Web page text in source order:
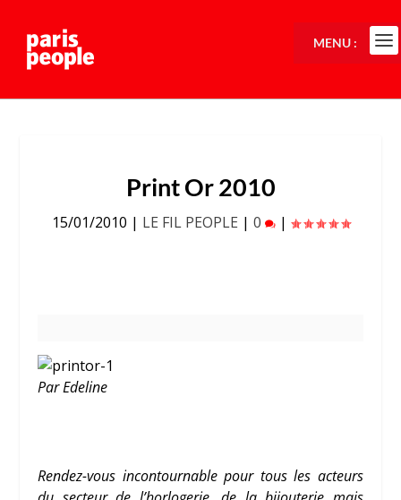
Print Or 2010
15/01/2010 | LE FIL PEOPLE | 0 |
Par Edeline
Rendez-vous incontournable pour tous les acteurs
MENU :